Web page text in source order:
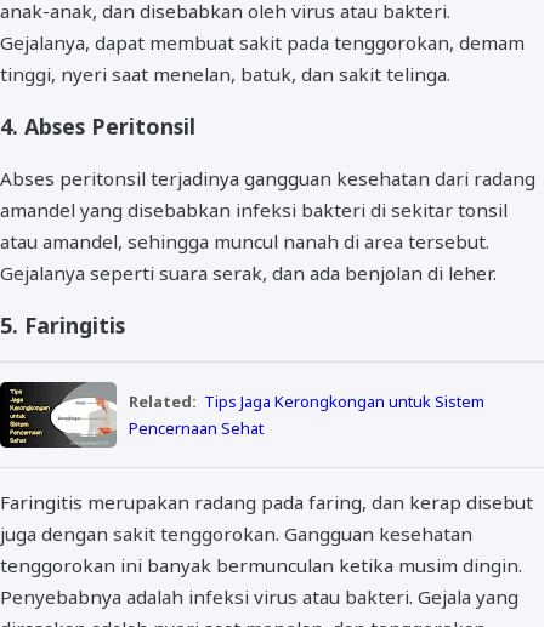
anak-anak, dan disebabkan oleh virus atau bakteri.
Gejalanya, dapat membuat sakit pada tenggorokan, demam
tinggi, nyeri saat menelan, batuk, dan sakit telinga.
4. Abses Peritonsil
Abses peritonsil terjadinya gangguan kesehatan dari radang
amandel yang disebabkan infeksi bakteri di sekitar tonsil
atau amandel, sehingga muncul nanah di area tersebut.
Gejalanya seperti suara serak, dan ada benjolan di leher.
5. Faringitis
Related: Tips Jaga Kerongkongan untuk Sistem
Pencernaan Sehat
Faringitis merupakan radang pada faring, dan kerap disebut
juga dengan sakit tenggorokan. Gangguan kesehatan
tenggorokan ini banyak bermunculan ketika musim dingin.
Penyebabnya adalah infeksi virus atau bakteri. Gejala yang